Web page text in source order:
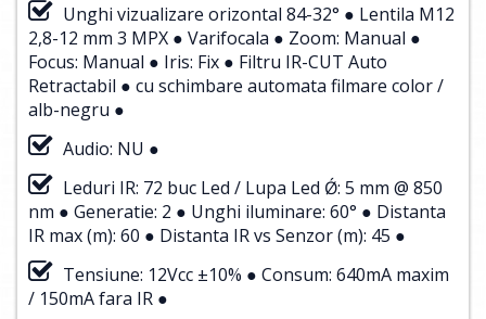
Unghi vizualizare orizontal 84-32° ● Lentila M12
2,8-12 mm 3 MPX ● Varifocala ● Zoom: Manual ●
Focus: Manual ● Iris: Fix ● Filtru IR-CUT Auto
Retractabil ● cu schimbare automata filmare color /
alb-negru ●
Audio: NU ●
Leduri IR: 72 buc Led / Lupa Led Ǿ: 5 mm @ 850
nm ● Generatie: 2 ● Unghi iluminare: 60° ● Distanta
IR max (m): 60 ● Distanta IR vs Senzor (m): 45 ●
Tensiune: 12Vcc ±10% ● Consum: 640mA maxim
/ 150mA fara IR ●